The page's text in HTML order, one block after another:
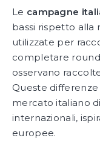
Le campagne
bassi rispetto alla
utilizzate per
completare
osservano
Queste
mercato italiano
internazionali,
europee.